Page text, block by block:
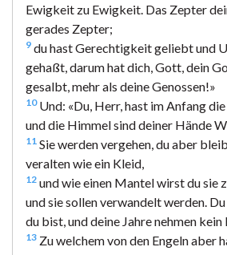
Ewigkeit zu Ewigkeit. Das Zepter
gerades Zepter;
9 du hast Gerechtigkeit geliebt und
gehaßt, darum hat dich, Gott, dein
gesalbt, mehr als deine Genossen!»
10Und: «Du, Herr, hast im Anfang
und die Himmel sind deiner Hände
11 Sie werden vergehen, du aber
veralten wie ein Kleid,
12 und wie einen Mantel wirst du sie
und sie sollen verwandelt werden.
du bist, und deine Jahre nehmen kein
13 Zu welchem von den Engeln aber